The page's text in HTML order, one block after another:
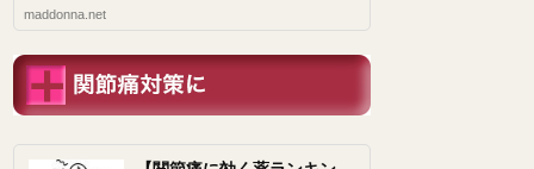
maddonna.net